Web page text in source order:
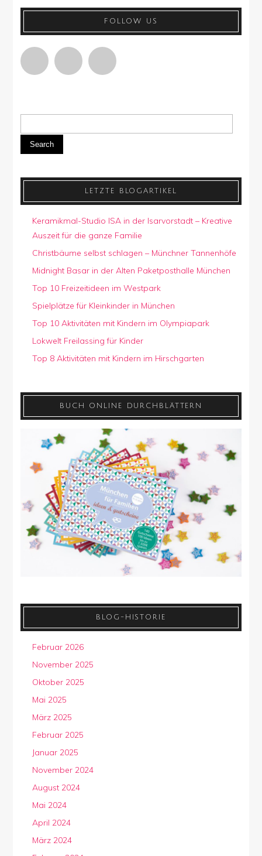
FOLLOW US
Search
LETZTE BLOGARTIKEL
Keramikmal-Studio ISA in der Isarvorstadt – Kreative
Auszeit für die ganze Familie
Christbäume selbst schlagen – Münchner Tannenhöfe
Midnight Basar in der Alten Paketposthalle München
Top 10 Freizeitideen im Westpark
Spielplätze für Kleinkinder in München
Top 10 Aktivitäten mit Kindern im Olympiapark
Lokwelt Freilassing für Kinder
Top 8 Aktivitäten mit Kindern im Hirschgarten
BUCH ONLINE DURCHBLÄTTERN
BLOG-HISTORIE
Februar 2026
November 2025
Oktober 2025
Mai 2025
März 2025
Februar 2025
Januar 2025
November 2024
August 2024
Mai 2024
April 2024
März 2024